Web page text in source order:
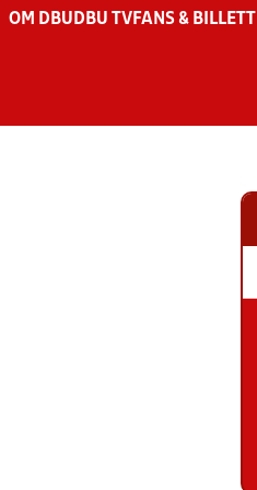
OM DBU DBU TV FANS &